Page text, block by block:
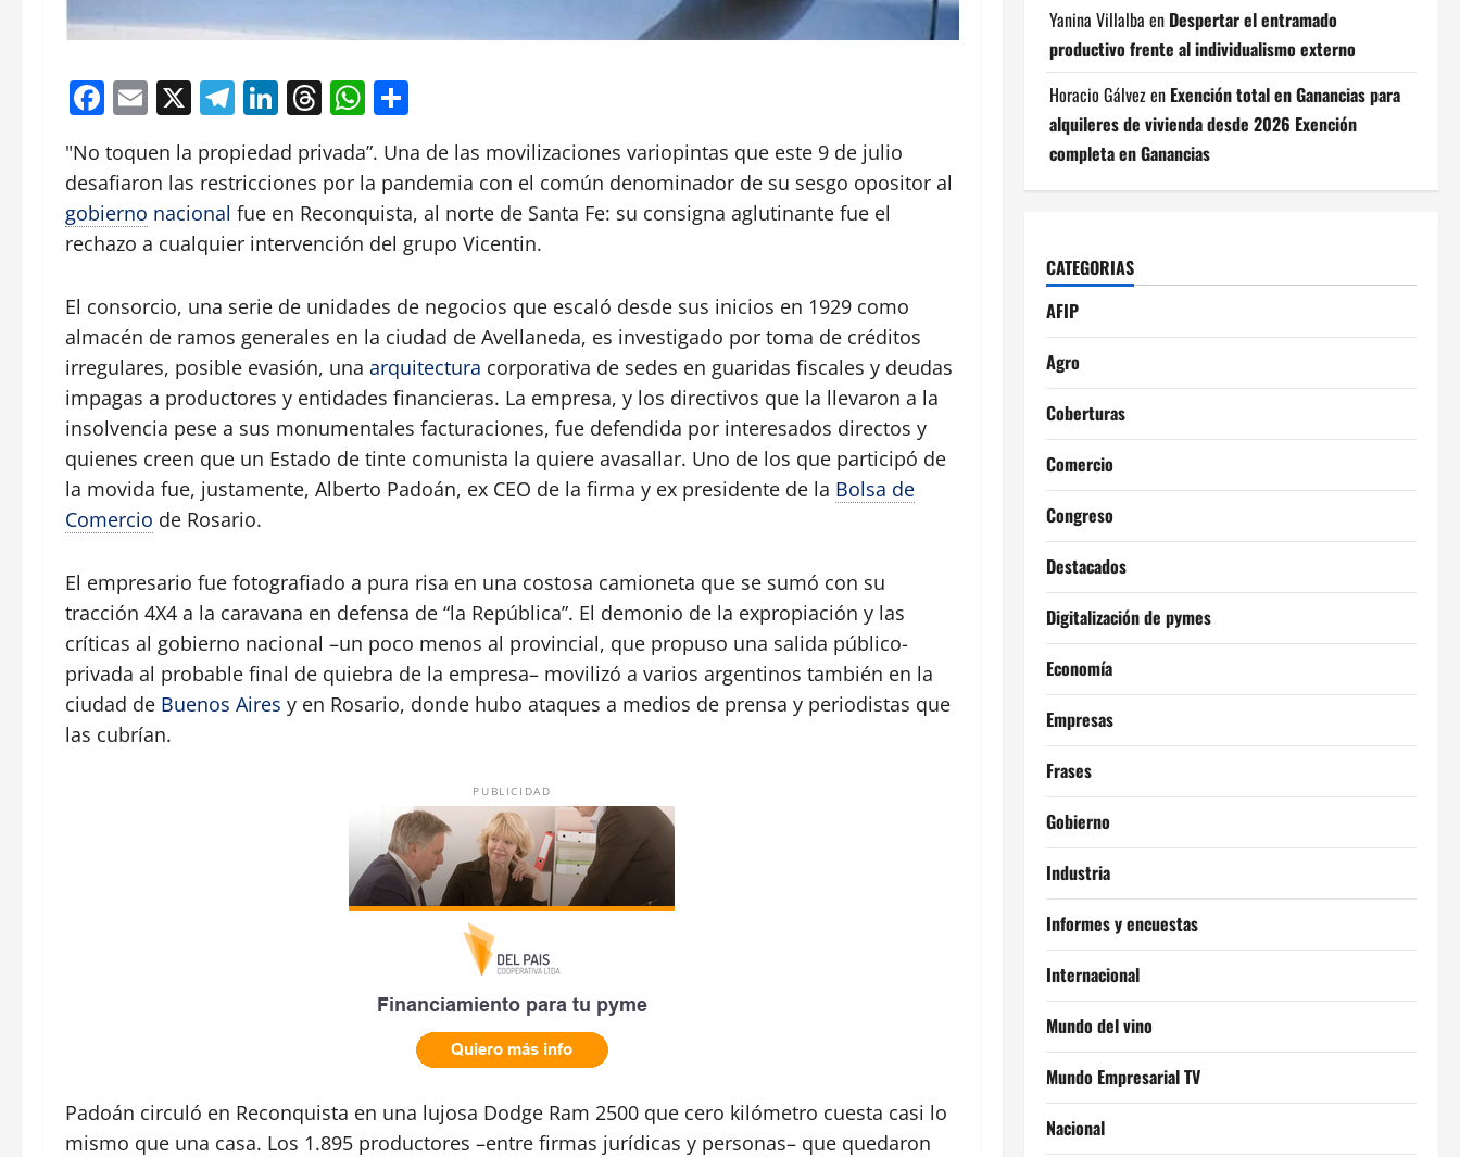
Facebook
Email
X Telegram
LinkedIn
Threads
WhatsApp
"No toquen la propiedad privada”. Una de las movilizaciones variopintas que este 9 de julio
desafiaron las restricciones por la pandemia con el común denominador de su sesgo opositor al
gobierno nacional fue en Reconquista, al norte de Santa Fe: su consigna aglutinante fue el
rechazo a cualquier intervención del grupo Vicentin.
El consorcio, una serie de unidades de negocios que escaló desde sus inicios en 1929 como
almacén de ramos generales en la ciudad de Avellaneda, es investigado por toma de créditos
irregulares, posible evasión, una arquitectura corporativa de sedes en guaridas fiscales y deudas
impagas a productores y entidades financieras. La empresa, y los directivos que la llevaron a la
insolvencia pese a sus monumentales facturaciones, fue defendida por interesados directos y
quienes creen que un Estado de tinte comunista la quiere avasallar. Uno de los que participó de
la movida fue, justamente, Alberto Padoán, ex CEO de la firma y ex presidente de la Bolsa de
Comercio de Rosario.
El empresario fue fotografiado a pura risa en una costosa camioneta que se sumó con su
tracción 4X4 a la caravana en defensa de “la República”. El demonio de la expropiación y las
críticas al gobierno nacional –un poco menos al provincial, que propuso una salida público-
privada al probable final de quiebra de la empresa– movilizó a varios argentinos también en la
ciudad de Buenos Aires y en Rosario, donde hubo ataques a medios de prensa y periodistas que
las cubrían.
PUBLICIDAD
Padoán circuló en Reconquista en una lujosa Dodge Ram 2500 que cero kilómetro cuesta casi lo
mismo que una casa. Los 1.895 productores –entre firmas jurídicas y personas– que quedaron
Yanina Villalba en Despertar el entramado
productivo frente al individualismo externo
Horacio Gálvezen Exención total en Ganancias para
alquileres de vivienda desde 2026 Exención
completa en Ganancias
CATEGORIAS
AFIP
Agro
Coberturas
Comercio
Congreso
Destacados
Digitalización de pymes
Economía
Empresas
Frases
Gobierno
Industria
Informes y encuestas
Internacional
Mundo del vino
Mundo Empresarial TV
Nacional